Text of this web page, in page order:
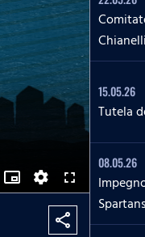
E
F
u
l
c
picture_in_picture_alt
share
Chianelli
15.05.26
Tutela
08.05.26